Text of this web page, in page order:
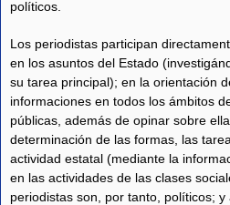
políticos.
Los periodistas participan
en los asuntos del Estado
su tarea principal); en la orientación
informaciones en todos los ámbitos
públicas, además de opinar sobre
determinación de las formas, las
actividad estatal (mediante la
en las actividades de las clases
periodistas son, por tanto, políticos;